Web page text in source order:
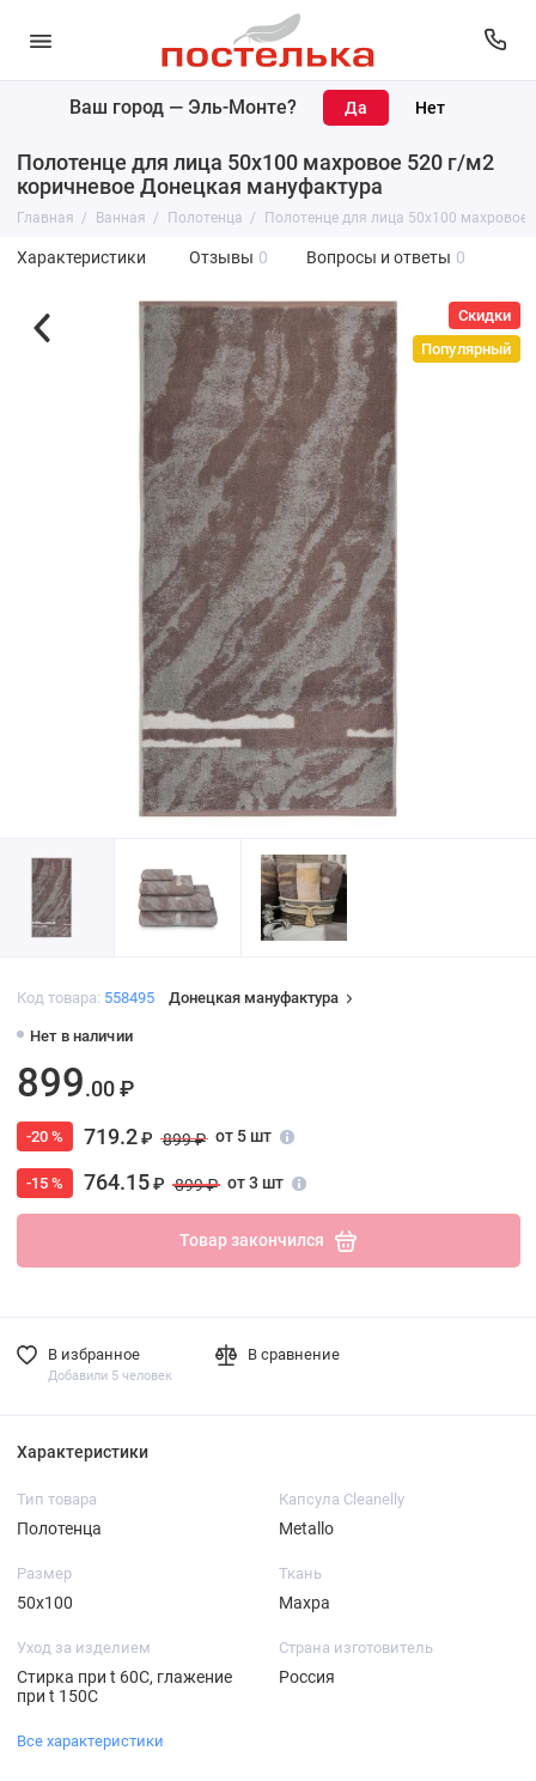
Ваш город — Эль-Монте?
Полотенце для лица 50х100 махровое 520 г/м2
коричневое Донецкая мануфактура
Главная Ванная Полотенца Полотенце для лица 50х100
Характеристики Отзывы 0 Вопросы и ответы 0
Скидки
Популярный
Код товара: 558495 Донецкая мануфактура
Нет в наличии
899.00 ₽
-20 % 719.2₽ 899 ₽ от 5 шт
-15 % 764.15₽ 899 ₽ от 3 шт
Товар закончился
В избранное
Добавили 5 человек
В сравнение
Характеристики
Тип товара
Полотенца
Капсула Cleanelly
Metallo
Размер
50х100
Ткань
Махра
Уход за изделием
Стирка при t 60С, глажение
при t 150С
Страна изготовитель
Россия
Все характеристики